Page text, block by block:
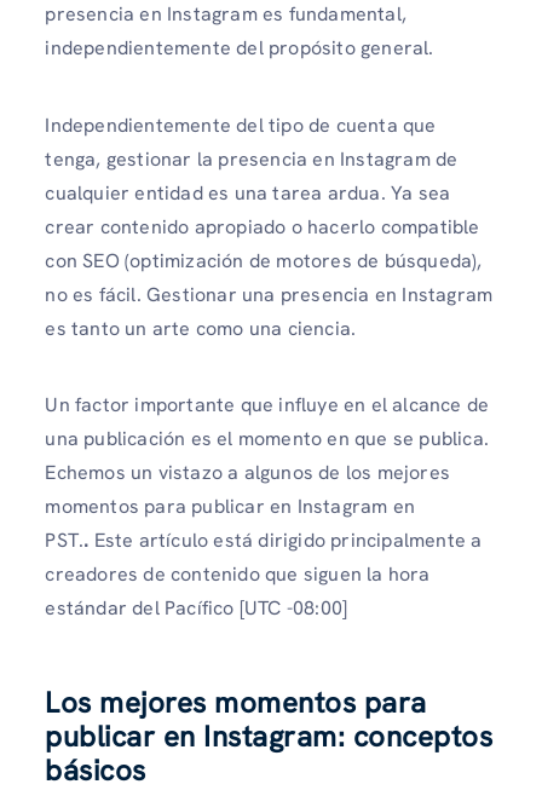
presencia en Instagram es fundamental,
independientemente del propósito general.
Independientemente del tipo de cuenta que
tenga, gestionar la presencia en Instagram de
cualquier entidad es una tarea ardua. Ya sea
crear contenido apropiado o hacerlo compatible
con SEO (optimización de motores de búsqueda),
no es fácil. Gestionar una presencia en Instagram
es tanto un arte como una ciencia.
Un factor importante que influye en el alcance de
una publicación es el momento en que se publica.
Echemos un vistazo a algunos de los mejores
momentos para publicar en Instagram en
PST.. Este artículo está dirigido principalmente a
creadores de contenido que siguen la hora
estándar del Pacífico [UTC -08:00]
Los mejores momentos para
publicar en Instagram: conceptos
básicos